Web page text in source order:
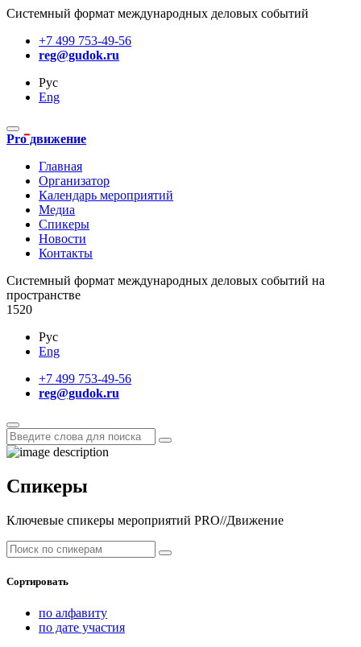
Системный формат международных деловых событий
+7 499 753-49-56
reg@gudok.ru
Рус
Eng
Pro движение
Главная
Организатор
Календарь мероприятий
Медиа
Спикеры
Новости
Контакты
Cистемный формат международных деловых событий на
пространстве
1520
Рус
Eng
+7 499 753-49-56
reg@gudok.ru
Спикеры
Ключевые спикеры мероприятий PRO//Движение
Сортировать
по алфавиту
по дате участия